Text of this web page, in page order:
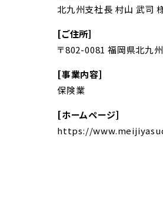
北九州支社長 村山 武司
[ご住所]
〒802-0081 福岡県北九
[事業内容]
保険業
[ホームページ]
https://